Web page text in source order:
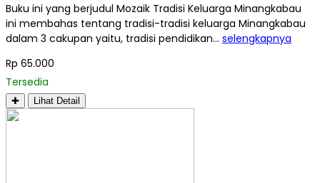
Buku ini yang berjudul Mozaik Tradisi Keluarga Minangkabau
ini membahas tentang tradisi-tradisi keluarga Minangkabau
dalam 3 cakupan yaitu, tradisi pendidikan… selengkapnya
Rp 65.000
Tersedia
✚ Lihat Detail